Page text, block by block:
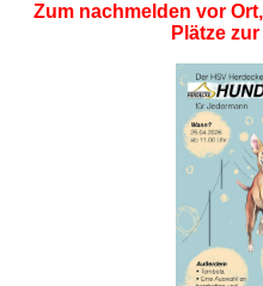
Zum nachmelden vor
Plätze